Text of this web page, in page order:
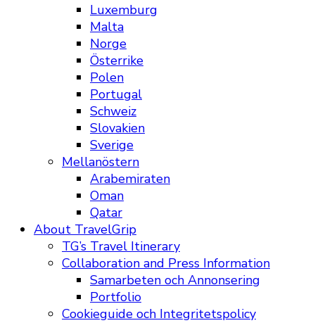
Luxemburg
Malta
Norge
Österrike
Polen
Portugal
Schweiz
Slovakien
Sverige
Mellanöstern
Arabemiraten
Oman
Qatar
About TravelGrip
TG’s Travel Itinerary
Collaboration and Press Information
Samarbeten och Annonsering
Portfolio
Cookieguide och Integritetspolicy